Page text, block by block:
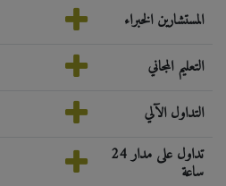
المستشارين الخبراء
التعليم المجاني
التداول الآلي
تداول على مدار 24
ساعة